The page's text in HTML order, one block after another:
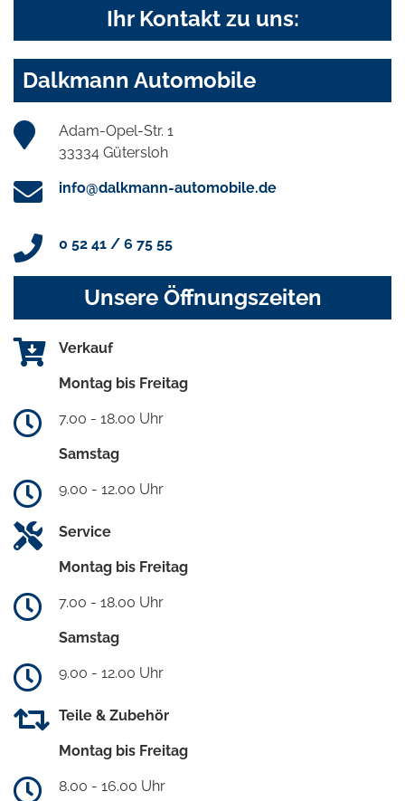
Ihr Kontakt zu uns:
Dalkmann Automobile
Adam-Opel-Str. 1
33334 Gütersloh
info@dalkmann-automobile.de
0 52 41 / 6 75 55
Unsere Öffnungszeiten
Verkauf
Montag bis Freitag
7.00 - 18.00 Uhr
Samstag
9.00 - 12.00 Uhr
Service
Montag bis Freitag
7.00 - 18.00 Uhr
Samstag
9.00 - 12.00 Uhr
Teile & Zubehör
Montag bis Freitag
8.00 - 16.00 Uhr